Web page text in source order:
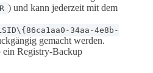
) und kann jederzeit mit dem
34aa-4e8b-
gemacht werden.
ein Registry-Backup